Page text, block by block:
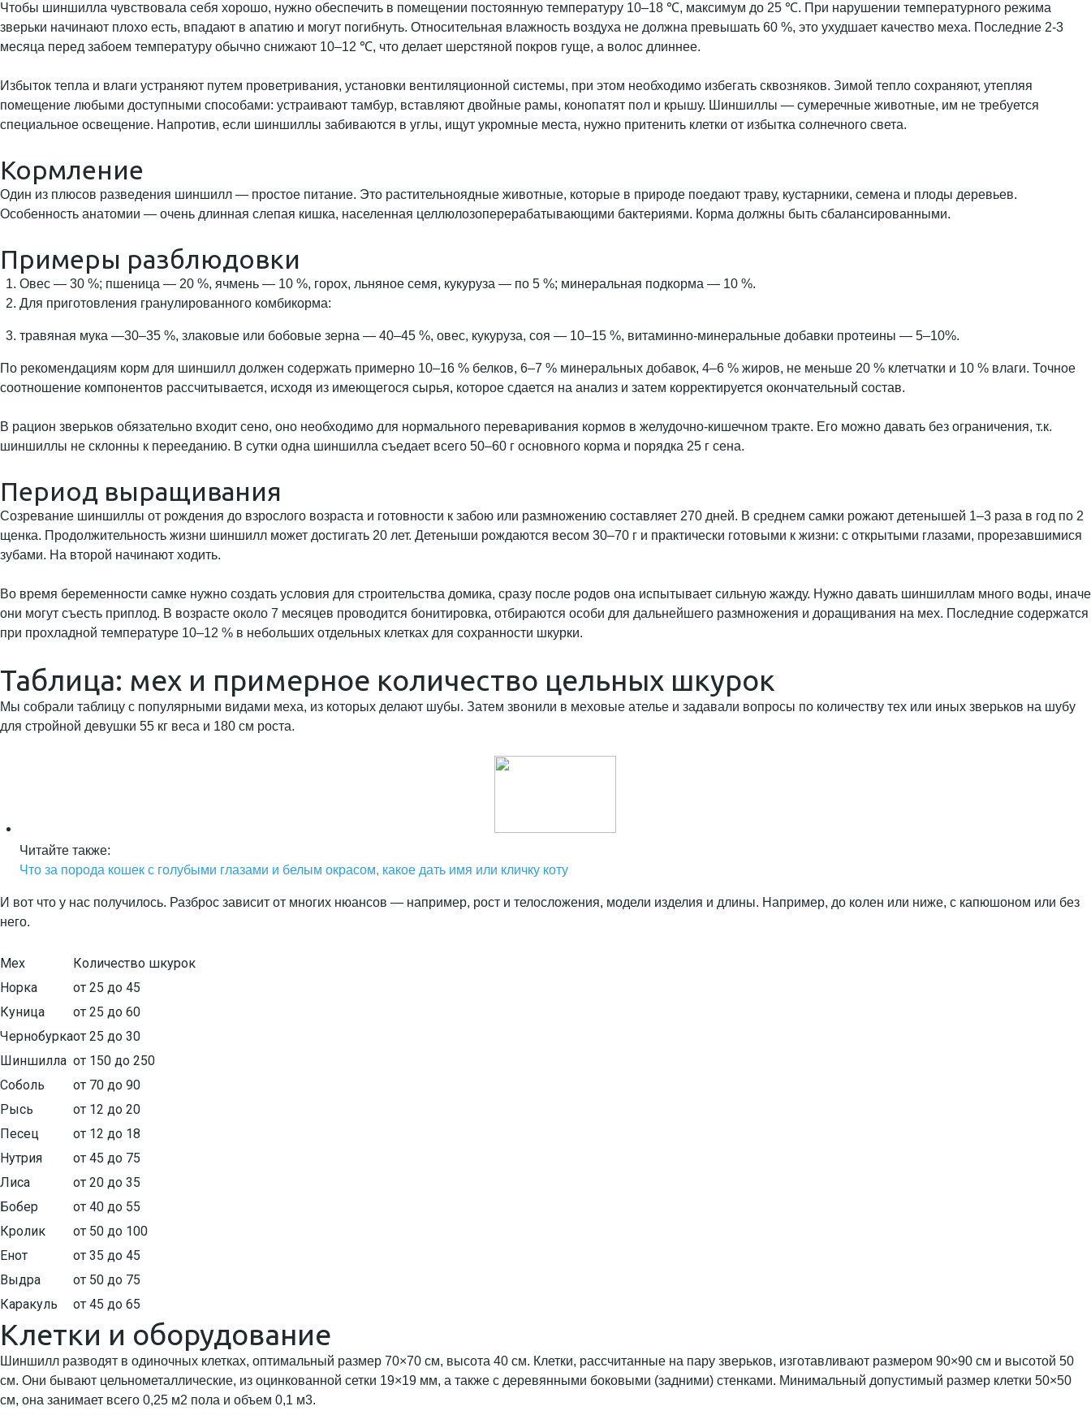
Чтобы шиншилла чувствовала себя хорошо, нужно обеспечить в помещении постоянную температуру 10–18 ℃, максимум до 25 ℃. При нарушении температурного режима
зверьки начинают плохо есть, впадают в апатию и могут погибнуть. Относительная влажность воздуха не должна превышать 60 %, это ухудшает качество меха. Последние 2-3
месяца перед забоем температуру обычно снижают 10–12 ℃, что делает шерстяной покров гуще, а волос длиннее.
Избыток тепла и влаги устраняют путем проветривания, установки вентиляционной системы, при этом необходимо избегать сквозняков. Зимой тепло сохраняют, утепляя
помещение любыми доступными способами: устраивают тамбур, вставляют двойные рамы, конопатят пол и крышу. Шиншиллы — сумеречные животные, им не требуется
специальное освещение. Напротив, если шиншиллы забиваются в углы, ищут укромные места, нужно притенить клетки от избытка солнечного света.
Кормление
Один из плюсов разведения шиншилл — простое питание. Это растительноядные животные, которые в природе поедают траву, кустарники, семена и плоды деревьев.
Особенность анатомии — очень длинная слепая кишка, населенная целлюлозоперерабатывающими бактериями. Корма должны быть сбалансированными.
Примеры разблюдовки
Овес — 30 %; пшеница — 20 %, ячмень — 10 %, горох, льняное семя, кукуруза — по 5 %; минеральная подкорма — 10 %.
Для приготовления гранулированного комбикорма:
травяная мука —30–35 %, злаковые или бобовые зерна — 40–45 %, овес, кукуруза, соя — 10–15 %, витаминно-минеральные добавки протеины — 5–10%.
По рекомендациям корм для шиншилл должен содержать примерно 10–16 % белков, 6–7 % минеральных добавок, 4–6 % жиров, не меньше 20 % клетчатки и 10 % влаги. Точное
соотношение компонентов рассчитывается, исходя из имеющегося сырья, которое сдается на анализ и затем корректируется окончательный состав.
В рацион зверьков обязательно входит сено, оно необходимо для нормального переваривания кормов в желудочно-кишечном тракте. Его можно давать без ограничения, т.к.
шиншиллы не склонны к перееданию. В сутки одна шиншилла съедает всего 50–60 г основного корма и порядка 25 г сена.
Период выращивания
Созревание шиншиллы от рождения до взрослого возраста и готовности к забою или размножению составляет 270 дней. В среднем самки рожают детенышей 1–3 раза в год по 2
щенка. Продолжительность жизни шиншилл может достигать 20 лет. Детеныши рождаются весом 30–70 г и практически готовыми к жизни: с открытыми глазами, прорезавшимися
зубами. На второй начинают ходить.
Во время беременности самке нужно создать условия для строительства домика, сразу после родов она испытывает сильную жажду. Нужно давать шиншиллам много воды, иначе
они могут съесть приплод. В возрасте около 7 месяцев проводится бонитировка, отбираются особи для дальнейшего размножения и доращивания на мех. Последние содержатся
при прохладной температуре 10–12 % в небольших отдельных клетках для сохранности шкурки.
Таблица: мех и примерное количество цельных шкурок
Мы собрали таблицу с популярными видами меха, из которых делают шубы. Затем звонили в меховые ателье и задавали вопросы по количеству тех или иных зверьков на шубу
для стройной девушки 55 кг веса и 180 см роста.
Читайте также:
Что за порода кошек с голубыми глазами и белым окрасом, какое дать имя или кличку коту
И вот что у нас получилось. Разброс зависит от многих нюансов — например, рост и телосложения, модели изделия и длины. Например, до колен или ниже, с капюшоном или без
него.
Мех
Количество шкурок
Норка
от 25 до 45
Куница
от 25 до 60
Чернобуркаот 25 до 30
Шиншилла от 150 до 250
Соболь
от 70 до 90
Рысь
от 12 до 20
Песец
от 12 до 18
Нутрия
от 45 до 75
Лиса
от 20 до 35
Бобер
от 40 до 55
Кролик
от 50 до 100
Енот
от 35 до 45
Выдра
от 50 до 75
Каракуль
от 45 до 65
Клетки и оборудование
Шиншилл разводят в одиночных клетках, оптимальный размер 70×70 см, высота 40 см. Клетки, рассчитанные на пару зверьков, изготавливают размером 90×90 см и высотой 50
см. Они бывают цельнометаллические, из оцинкованной сетки 19×19 мм, а также с деревянными боковыми (задними) стенками. Минимальный допустимый размер клетки 50×50
см, она занимает всего 0,25 м2 пола и объем 0,1 м3.